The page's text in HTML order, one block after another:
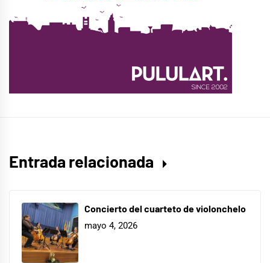
Entrada relacionada
Concierto del cuarteto de violonchelo
mayo 4, 2026